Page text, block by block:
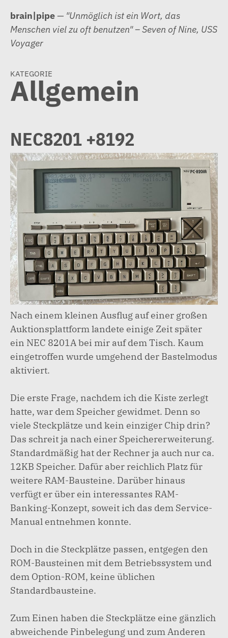
Inhalt
springen
brain|pipe— "Unmöglich ist ein Wort, das
Menschen viel zu oft benutzen" – Seven of Nine, USS
Voyager
kategorie
Allgemein
NEC8201 +8192
Nach einem kleinen Ausflug auf einer großen
Auktionsplattform landete einige Zeit später
ein NEC 8201A bei mir auf dem Tisch. Kaum
eingetroffen wurde umgehend der Bastelmodus
aktiviert.
Die erste Frage, nachdem ich die Kiste zerlegt
hatte, war dem Speicher gewidmet. Denn so
viele Steckplätze und kein einziger Chip drin?
Das schreit ja nach einer Speichererweiterung.
Standardmäßig hat der Rechner ja auch nur ca.
12KB Speicher. Dafür aber reichlich Platz für
weitere RAM-Bausteine. Darüber hinaus
verfügt er über ein interessantes RAM-
Banking-Konzept, soweit ich das dem Service-
Manual entnehmen konnte.
Doch in die Steckplätze passen, entgegen den
ROM-Bausteinen mit dem Betriebssystem und
dem Option-ROM, keine üblichen
Standardbausteine.
Zum Einen haben die Steckplätze eine gänzlich
abweichende Pinbelegung und zum Anderen